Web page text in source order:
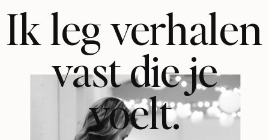
Ik leg verhalen
vast die je
voelt.